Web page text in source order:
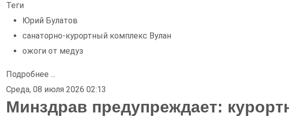
Теги
Юрий Булатов
санаторно-курортный комплекс Вулан
ожоги от медуз
Подробнее ...
Среда, 08 июля 2026 02:13
Минздрав предупреждает: